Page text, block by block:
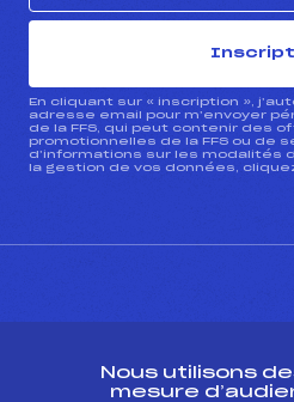
En cliquant sur « inscription »,
adresse email pour m’envoyer
de la FFS, qui peut contenir des
promotionnelles de la FFS ou de
d’informations sur les modalités
la gestion de vos données,
Nous utilisons
mesure